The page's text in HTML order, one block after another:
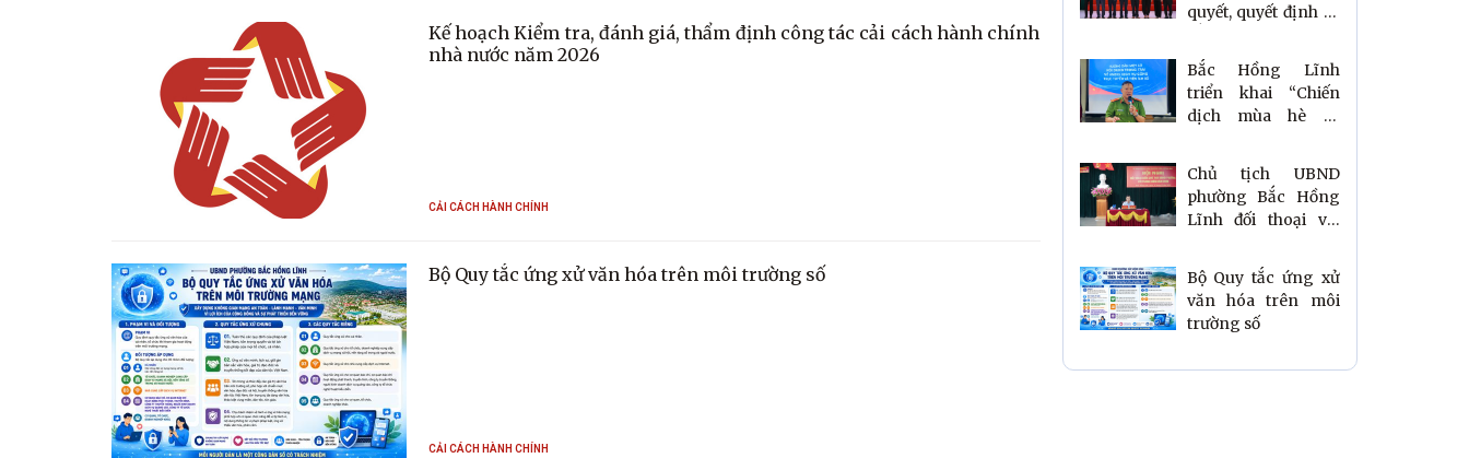
Kế hoạch Kiểm tra, đánh giá, thẩm định công tác cải cách hành chính
nhà nước năm 2026
CẢI CÁCH HÀNH CHÍNH
Bộ Quy tắc ứng xử văn hóa trên môi trường số
CẢI CÁCH HÀNH CHÍNH
quyết, quyết định về
trường học và ra
mắt Tiểu đội Dân
quân thường trực
Bắc Hồng Lĩnh
triển khai “Chiến
dịch mùa hè số
hành cùng Nhân
dân thực hiện Đề án
06
Chủ tịch UBND
phường Bắc Hồng
Lĩnh đối thoại với
2026
Bộ Quy tắc ứng xử
văn hóa trên môi
trường số